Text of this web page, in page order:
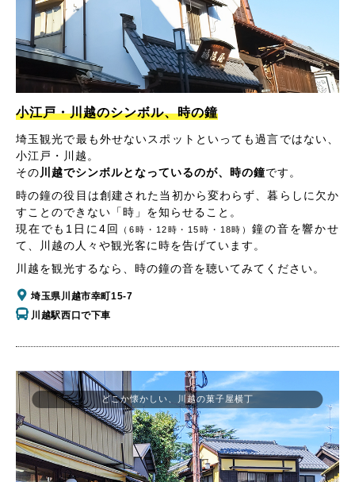
小江戸・川越のシンボル、時の鐘
埼玉観光で最も外せないスポットといっても過言ではない、
小江戸・川越。
その川越でシンボルとなっているのが、時の鐘です。
時の鐘の役目は創建された当初から変わらず、暮らしに欠か
すことのできない「時」を知らせること。
現在でも1日に4回
（6時・12時・15時・18時）鐘の音を響かせ
て、川越の人々や観光客に時を告げています。
川越を観光するなら、時の鐘の音を聴いてみてください。
埼玉県川越市幸町15-7
川越駅西口で下車
どこか懐かしい、川越の菓子屋横丁